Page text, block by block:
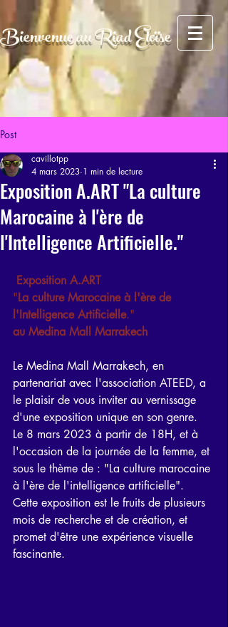
AFCF727CFA5FE2A4BE049FE6C259F0FC
Bienvenue au Riad Eloïse
Post
Exposition A.ART "La culture
Marocaine à l'ère de
l'Intelligence Artificielle."
cavillotpp
4 mars 2023 1 min de lecture
Exposition A.ART
"La culture Marocaine à l'ère de
l'Intelligence Artificielle."
au Medina Mall Marrakech
Le Medina Mall Marrakech, en
partenariat avec l'association ATEED, a
le plaisir de vous inviter au vernissage
d'une exposition unique en son genre.
Le 8 mars 2023 à partir de 18H, et à
l'occasion de la journée de la femme, et
sous le thème de : "La culture marocaine
à l'ère de l'intelligence artificielle".
Cette exposition est le fruits de plusieurs
mois de recherche et de création, et
promet d'être une expérience visuelle
fascinante.